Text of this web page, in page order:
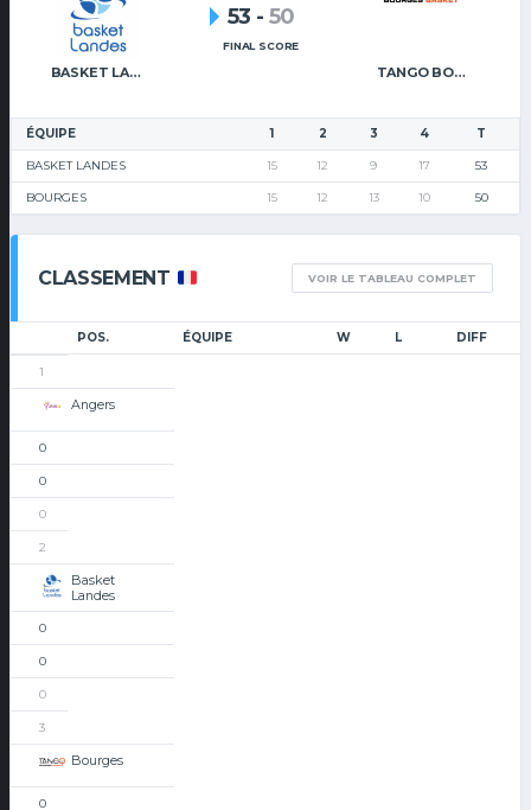
BASKET LANDES TANGO BOURGES BASKET
53 - 50
FINAL SCORE
ÉQUIPE 1 2 3 4 T
BASKET LANDES 15 12 9 17 53
BOURGES 15 12 13 10 50
CLASSEMENT VOIR LE TABLEAU COMPLET
POS. ÉQUIPE W L DIFF
1
Angers
0
0
0
2
Basket
Landes
0
0
0
3
Bourges
0